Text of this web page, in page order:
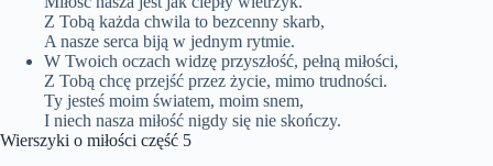
Z Tobą każda chwila to bezcenny skarb,
A nasze serca biją w jednym rytmie.
W Twoich oczach widzę przyszłość, pełną miłości,
Z Tobą chcę przejść przez życie, mimo trudności.
Ty jesteś moim światem, moim snem,
I niech nasza miłość nigdy się nie skończy.
Wierszyki o miłości część 5